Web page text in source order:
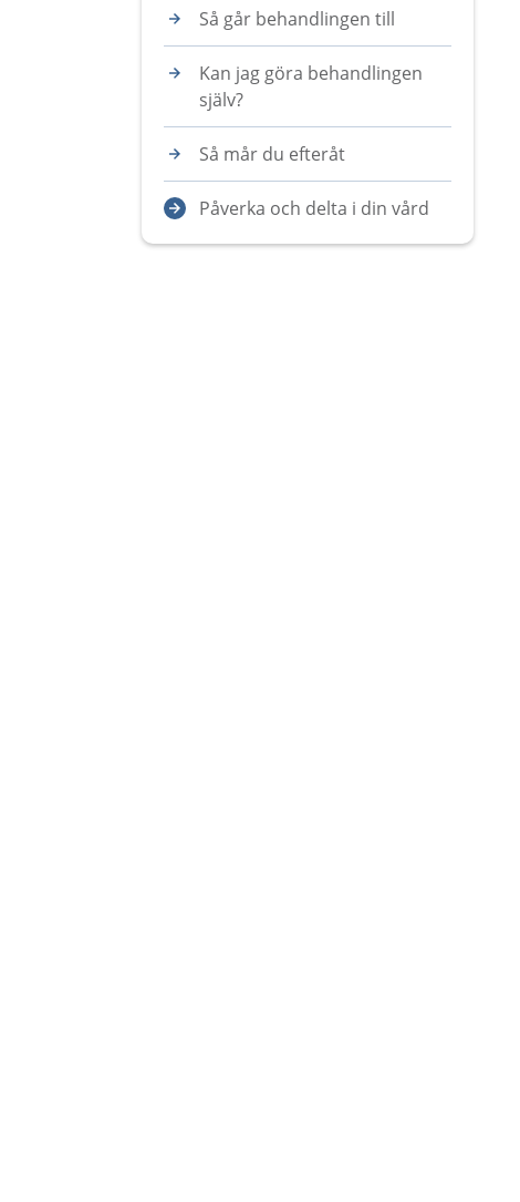
Så går behandlingen till
Kan jag göra behandlingen
själv?
Så mår du efteråt
Påverka och delta i din vård